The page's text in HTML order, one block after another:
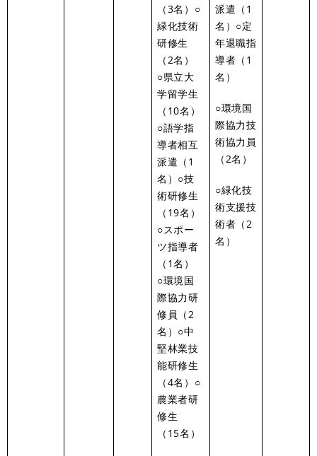
（3名）○
緑化技術
研修生
（2名）
○県立大
学留学生
（10名）
○語学指
導者相互
派遣（1
名）○技
術研修生
（19名）
○スポー
ツ指導者
（1名）
○環境国
際協力研
修員（2
名）○中
堅林業技
能研修生
（4名）○
農業者研
修生
（15名）
派遣（1
名）○定
年退職指
導者（1
名）
○環境国
際協力技
術協力員
（2名）
○緑化技
術支援技
術者（2
名）